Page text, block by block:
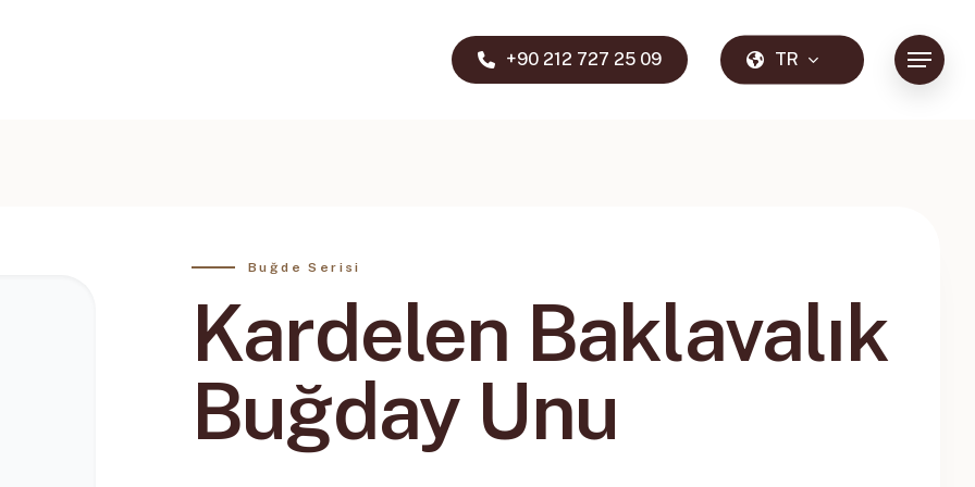
+90 212 727 25 09 TR Menu
Buğde Serisi
Kardelen Baklavalık
Buğday Unu